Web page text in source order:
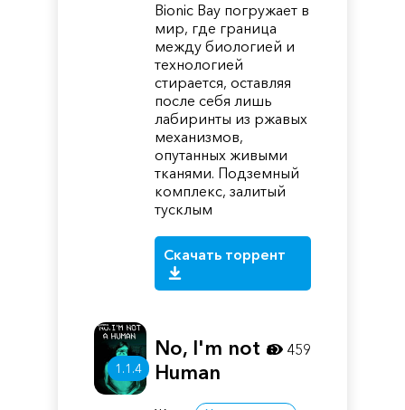
Bionic Bay погружает в
мир, где граница
между биологией и
технологией
стирается, оставляя
после себя лишь
лабиринты из ржавых
механизмов,
опутанных живыми
тканями. Подземный
комплекс, залитый
тусклым
Скачать торрент
1.1.4
No, I'm not a
Human
459